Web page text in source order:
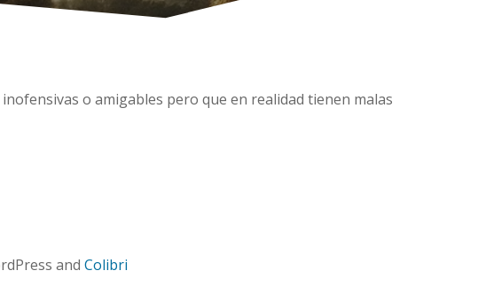
o amigables pero que en realidad tienen malas
and Colibri